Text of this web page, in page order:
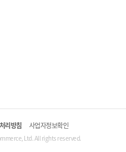
리방침 사업자정보확인
Ltd. All rights reserved.